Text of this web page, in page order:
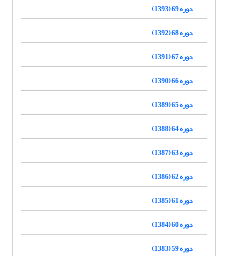
دوره 69 (1393)
دوره 68 (1392)
دوره 67 (1391)
دوره 66 (1390)
دوره 65 (1389)
دوره 64 (1388)
دوره 63 (1387)
دوره 62 (1386)
دوره 61 (1385)
دوره 60 (1384)
دوره 59 (1383)